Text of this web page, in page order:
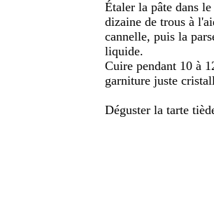
Étaler la pâte dans
dizaine de trous à
cannelle, puis la
liquide.
Cuire pendant 10 à
garniture juste
Déguster la tarte